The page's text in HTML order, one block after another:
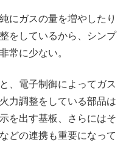
にガスの量を増やしたり
をしているから、シンプ
常に少ない。
、電子制御によってガス
力調整をしている部品は
を出す基板、さらにはそ
どの連携も重要になって